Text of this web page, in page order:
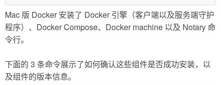
Mac 版 Docker 安装了 Docker 引擎（客户端以及服务端守护
程序）、Docker Compose、Docker machine 以及 Notary 命
令行。
下面的 3 条命令展示了如何确认这些组件是否成功安装，以
及组件的版本信息。